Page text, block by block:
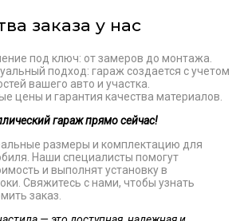
заказа у нас
под ключ: от замеров до монтажа.
подход: гараж создается с учетом
вашего авто и участка.
цены и гарантия качества материалов.
гараж прямо сейчас!
размеры и комплектацию для
Наши специалисты помогут
и выполнят установку в
Свяжитесь с нами, чтобы узнать
заказ.